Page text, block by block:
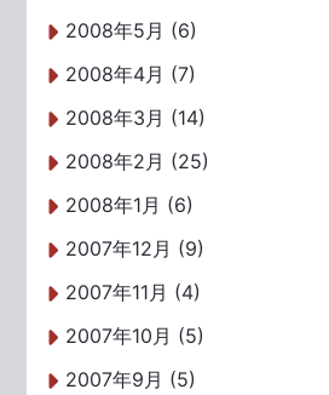
2008年5月 (6)
2008年4月 (7)
2008年3月 (14)
2008年2月 (25)
2008年1月 (6)
2007年12月 (9)
2007年11月 (4)
2007年10月 (5)
2007年9月 (5)